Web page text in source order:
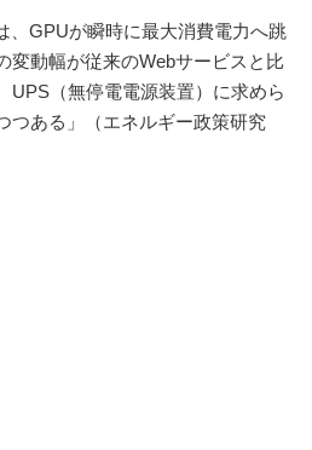
、GPUが瞬時に最大消費電力へ跳
変動幅が従来のWebサービスと比
UPS（無停電電源装置）に求めら
つある」（エネルギー政策研究